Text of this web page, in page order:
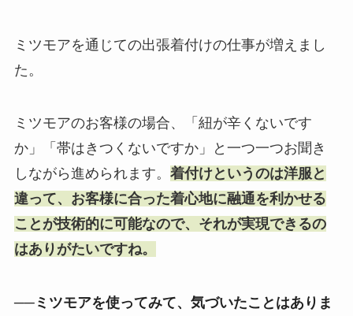
ミツモアを通じての出張着付けの仕事が増えまし
た。
ミツモアのお客様の場合、「紐が辛くないです
か」「帯はきつくないですか」と一つ一つお聞き
しながら進められます。 着付けというのは洋服と
違って、お客様に合った着心地に融通を利かせる
ことが技術的に可能なので、それが実現できるの
はありがたいですね。
──ミツモアを使ってみて、気づいたことはありま